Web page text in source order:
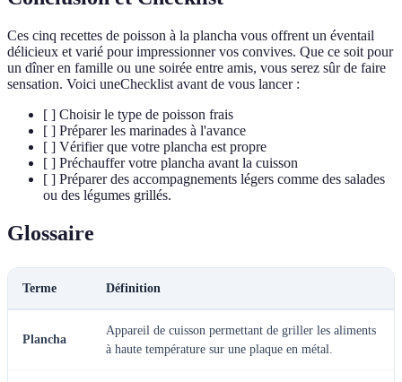
Ces cinq recettes de poisson à la plancha vous offrent un éventail
délicieux et varié pour impressionner vos convives. Que ce soit pour
un dîner en famille ou une soirée entre amis, vous serez sûr de faire
sensation. Voici uneChecklist avant de vous lancer :
[ ] Choisir le type de poisson frais
[ ] Préparer les marinades à l'avance
[ ] Vérifier que votre plancha est propre
[ ] Préchauffer votre plancha avant la cuisson
[ ] Préparer des accompagnements légers comme des salades
ou des légumes grillés.
Glossaire
Terme Définition
Plancha
Appareil de cuisson permettant de griller les aliments
à haute température sur une plaque en métal.